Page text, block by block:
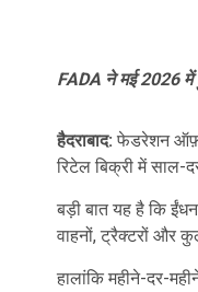
FADA ने मई 2026 में
हैदराबाद: फेडरेशन ऑफ़
रिटेल बिक्री में साल-
बड़ी बात यह है कि
वाहनों, ट्रैक्टरों और
हालांकि महीने-दर-